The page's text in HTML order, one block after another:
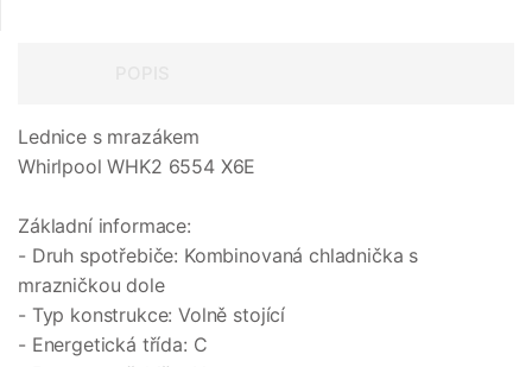
Lednice s mrazákem
Whirlpool WHK2 6554 X6E
Základní informace:
- Druh spotřebiče: Kombinovaná chladnička s
mrazničkou dole
- Typ konstrukce: Volně stojící
- Energetická třída: C